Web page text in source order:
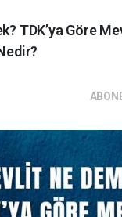
TDK’ya Göre